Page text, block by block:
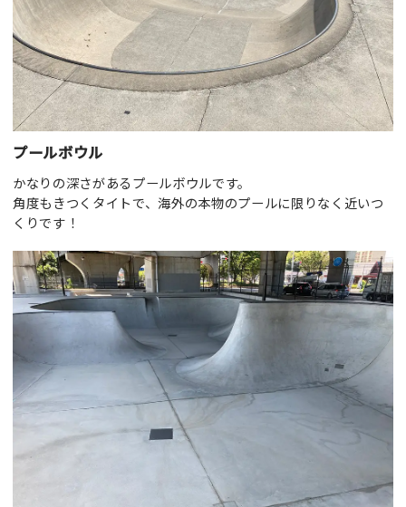
プールボウル
かなりの深さがあるプールボウルです。
角度もきつくタイトで、海外の本物のプールに限りなく近いつ
くりです！